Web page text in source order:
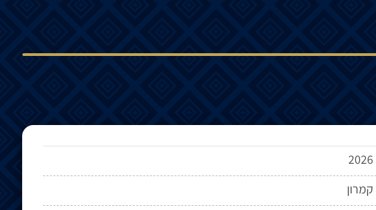
2026
קמרון